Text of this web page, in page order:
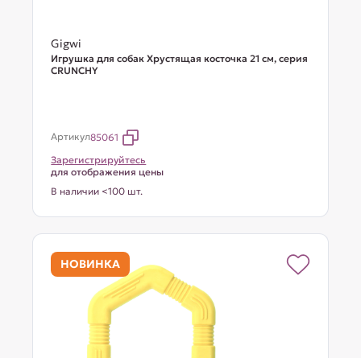
Gigwi
Игрушка для собак Хрустящая косточка 21 см, серия
CRUNCHY
Артикул85061
Зарегистрируйтесь
для отображения цены
В наличии <100 шт.
НОВИНКА